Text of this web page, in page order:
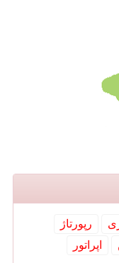
رپورتاژ
اپراتور